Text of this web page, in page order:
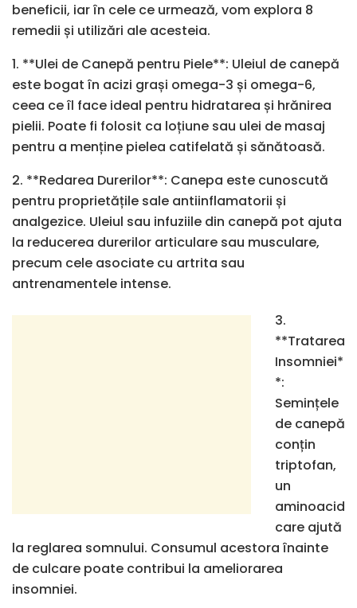
beneficii, iar în cele ce urmează, vom explora 8
remedii și utilizări ale acesteia.
1. **Ulei de Canepă pentru Piele**: Uleiul de canepă
este bogat în acizi grași omega-3 și omega-6,
ceea ce îl face ideal pentru hidratarea și hrănirea
pielii. Poate fi folosit ca loțiune sau ulei de masaj
pentru a menține pielea catifelată și sănătoasă.
2. **Redarea Durerilor**: Canepa este cunoscută
pentru proprietățile sale antiinflamatorii și
analgezice. Uleiul sau infuziile din canepă pot ajuta
la reducerea durerilor articulare sau musculare,
precum cele asociate cu artrita sau
antrenamentele intense.
3.
**Tratarea
Insomniei*
*:
Semințele
de canepă
conțin
triptofan,
un
aminoacid
care ajută
la reglarea somnului. Consumul acestora înainte
de culcare poate contribui la ameliorarea
insomniei.